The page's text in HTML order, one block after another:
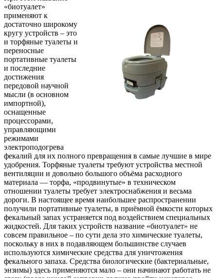
«биотуалет»
применяют к
достаточно широкому
кругу устройств – это
и торфяные туалеты и
переносные
портативные туалеты
и последние
достижения
передовой научной
мысли (в основном
импортной),
оснащенные
процессорами,
управляющими
режимами
электроподогрева
фекалий для их полного превращения в самые лучшие в мире
удобрения. Торфяные туалеты требуют устройства местной
вентиляции и довольно большого объёма расходного
материала — торфа, «продвинутые» в техническом
отношении туалеты требует электроснабжения и весьма
дороги. В настоящее время наибольшее распространении
получили портативные туалеты, в приёмной ёмкости которых
фекальный запах устраняется под воздействием специальных
жидкостей. Для таких устройств название «биотуалет» не
совсем правильное – по сути дела это химические туалеты,
поскольку в них в подавляющем большинстве случаев
используются химические средства для уничтожения
фекального запаха. Средства биологические (бактериальные,
энзимы) здесь применяются мало – они начинают работать не